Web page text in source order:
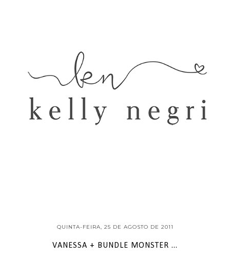
QUINTA-FEIRA, 25 DE AGOSTO DE 2011
VANESSA + BUNDLE MONSTER ...